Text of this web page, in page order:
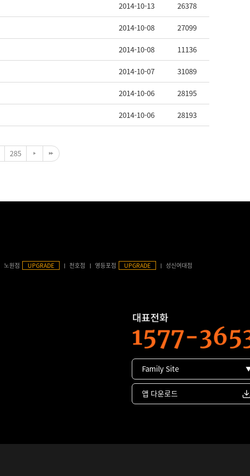
2014-10-13 26378
2014-10-08 27099
2014-10-08 11136
2014-10-07 31089
2014-10-06 28195
2014-10-06 28193
285
노원점 UPGRADE 천호점 영등포점 UPGRADE 성신여대점
Family Site
앱 다운로드